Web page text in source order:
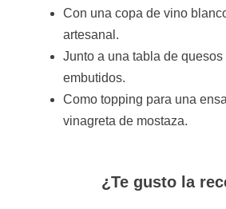
Con una copa de vino
artesanal.
Junto a una tabla de quesos
embutidos.
Como topping para una
vinagreta de mostaza.
¿Te gusto la